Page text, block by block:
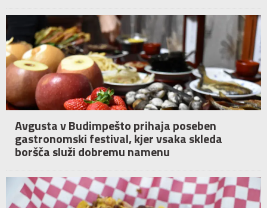
Avgusta v Budimpešto prihaja poseben
gastronomski festival, kjer vsaka skleda
boršča služi dobremu namenu